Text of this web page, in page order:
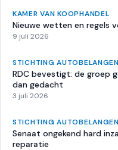
KAMER VAN KOOPHANDEL
Nieuwe wetten en regels
9 juli 2026
STICHTING AUTOBELANGEN
RDC bevestigt: de groep
dan gedacht
3 juli 2026
STICHTING AUTOBELANGEN
Senaat ongekend hard
reparatie